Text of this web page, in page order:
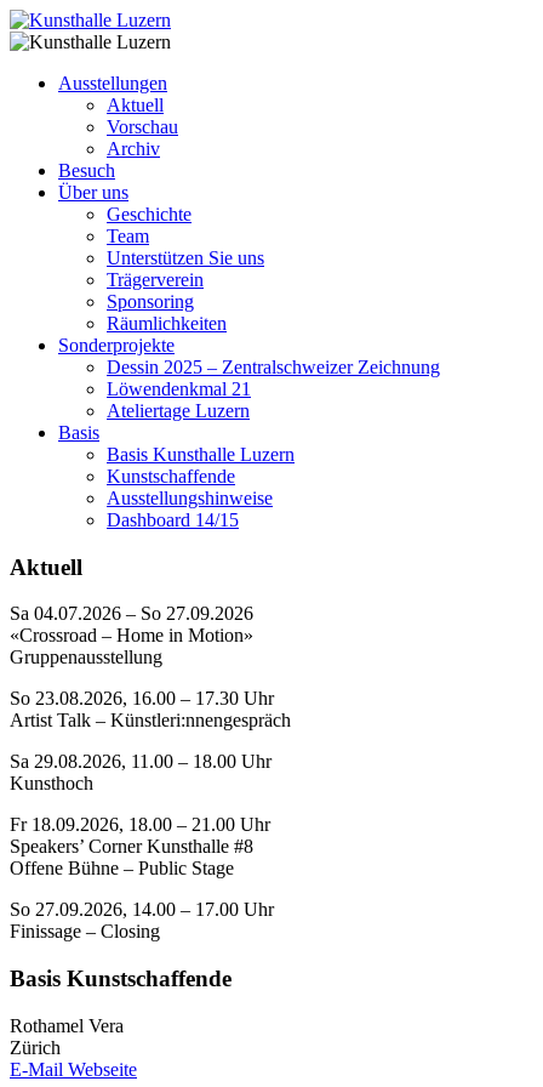
Ausstellungen
Aktuell
Vorschau
Archiv
Besuch
Über uns
Geschichte
Team
Unterstützen Sie uns
Trägerverein
Sponsoring
Räumlichkeiten
Sonderprojekte
Dessin 2025 – Zentralschweizer Zeichnung
Löwendenkmal 21
Ateliertage Luzern
Basis
Basis Kunsthalle Luzern
Kunstschaffende
Ausstellungshinweise
Dashboard 14/15
Aktuell
Sa 04.07.2026 – So 27.09.2026
«Crossroad – Home in Motion»
Gruppenausstellung
So 23.08.2026, 16.00 – 17.30 Uhr
Artist Talk – Künstleri:nnengespräch
Sa 29.08.2026, 11.00 – 18.00 Uhr
Kunsthoch
Fr 18.09.2026, 18.00 – 21.00 Uhr
Speakers’ Corner Kunsthalle #8
Offene Bühne – Public Stage
So 27.09.2026, 14.00 – 17.00 Uhr
Finissage – Closing
Basis Kunstschaffende
Rothamel Vera
Zürich
E-Mail Webseite